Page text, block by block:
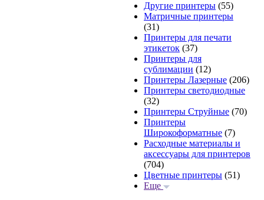
Другие принтеры (55)
Матричные принтеры
(31)
Принтеры для печати
этикеток (37)
Принтеры для
сублимации (12)
Принтеры Лазерные (206)
Принтеры светодиодные
(32)
Принтеры Струйные (70)
Принтеры
Широкоформатные (7)
Расходные материалы и
аксессуары для принтеров
(704)
Цветные принтеры (51)
Еще